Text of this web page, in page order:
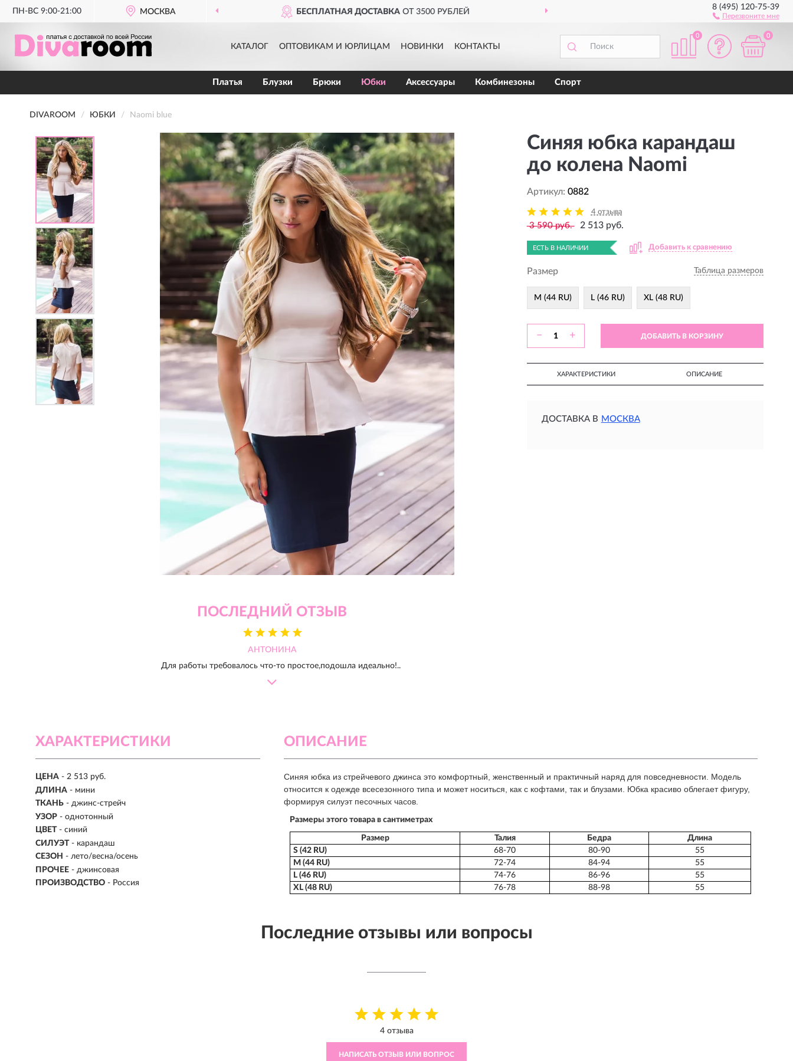
ПН-ВС 9:00-21:00 МОСКВА
8 (495) 120-75-39
Перезвоните мне
БЕСПЛАТНАЯ ДОСТАВКА ОТ 3500 РУБЛЕЙ ПРИМЕРКА ПЕРЕД ПОКУПКОЙ
КАТАЛОГ ОПТОВИКАМ И ЮРЛИЦАМ НОВИНКИ КОНТАКТЫ
0 0
Платья Блузки Брюки Юбки Аксессуары Комбинезоны Спорт
DIVAROOM ЮБКИ Naomi blue
ПОСЛЕДНИЙ ОТЗЫВ
АНТОНИНА
Для работы требовалось что-то простое,подошла идеально!..
Синяя юбка карандаш
до колена Naomi
Артикул: 0882
4 отзыва
3 590 руб. 2 513 руб.
ЕСТЬ В НАЛИЧИИ Добавить к сравнению
Размер Таблица размеров
M (44 RU) L (46 RU) XL (48 RU)
− + ДОБАВИТЬ В КОРЗИНУ
ХАРАКТЕРИСТИКИ ОПИСАНИЕ
ДОСТАВКА В МОСКВА
ХАРАКТЕРИСТИКИ
ЦЕНА - 2 513 руб.
ДЛИНА - мини
ТКАНЬ - джинс-стрейч
УЗОР - однотонный
ЦВЕТ - синий
СИЛУЭТ - карандаш
СЕЗОН - лето/весна/осень
ПРОЧЕЕ - джинсовая
ПРОИЗВОДСТВО - Россия
ОПИСАНИЕ
Синяя юбка из стрейчевого джинса это комфортный, женственный и практичный наряд для повседневности. Модель
относится к одежде всесезонного типа и может носиться, как с кофтами, так и блузами. Юбка красиво облегает фигуру,
формируя силуэт песочных часов.
Размеры этого товара в сантиметрах
Размер Талия Бедра
Длина
S (42 RU)
68-70 80-90
55
M (44 RU)
72-74 84-94
55
L (46 RU)
74-76 86-96
55
XL (48 RU)
76-78 88-98 55
Последние отзывы или вопросы
4 отзыва
НАПИСАТЬ ОТЗЫВ ИЛИ ВОПРОС